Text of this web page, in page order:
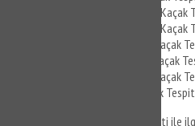
Gültepe Kombi Tesisat Kaçak
Gültepe Kombi Tesisat Kaçak
Gültepe Parke Altı Su Kaçak
Gültepe Kırmadan Su Kaçak
Gültepe Tavandan Su Kaçak
Gültepe Pimaş Su Kaçak
Gültepe su kaçak bulma hizmeti ile